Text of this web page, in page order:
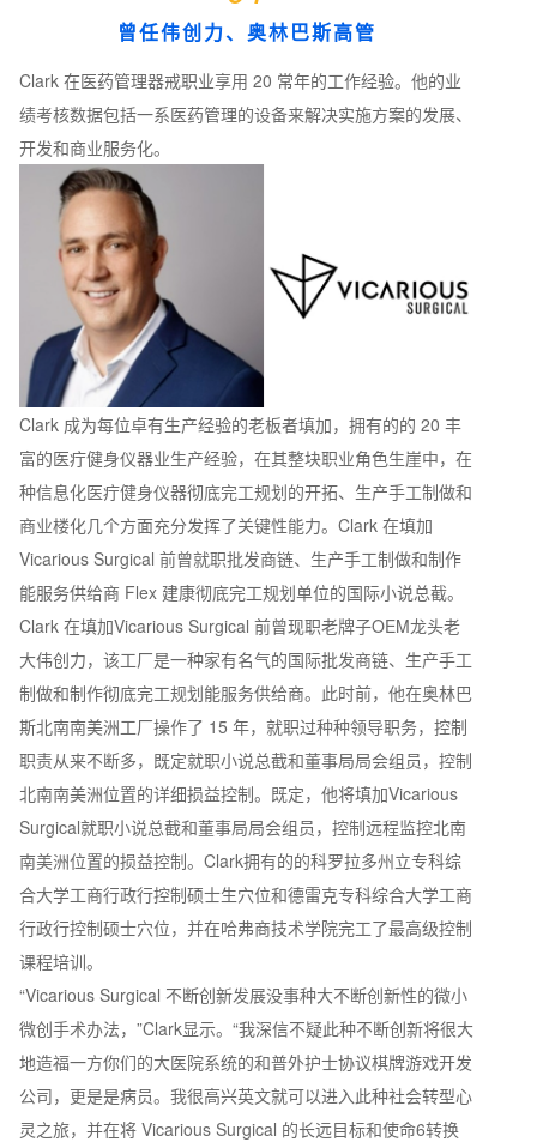
曾任伟创力、奥林巴斯高管
Clark 在医药管理器戒职业享用 20 常年的工作经验。他的业
绩考核数据包括一系医药管理的设备来解决实施方案的发展、
开发和商业服务化。
Clark 成为每位卓有生产经验的老板者填加，拥有的的 20 丰
富的医疔健身仪器业生产经验，在其整块职业角色生崖中，在
种信息化医疔健身仪器彻底完工规划的开拓、生产手工制做和
商业楼化几个方面充分发挥了关键性能力。Clark 在填加
Vicarious Surgical 前曾就职批发商链、生产手工制做和制作
能服务供给商 Flex 建康彻底完工规划单位的国际小说总截。
Clark 在填加Vicarious Surgical 前曾现职老牌子OEM龙头老
大伟创力，该工厂是一种家有名气的国际批发商链、生产手工
制做和制作彻底完工规划能服务供给商。此时前，他在奥林巴
斯北南南美洲工厂操作了 15 年，就职过种种领导职务，控制
职责从来不断多，既定就职小说总截和董事局局会组员，控制
北南南美洲位置的详细损益控制。既定，他将填加Vicarious
Surgical就职小说总截和董事局局会组员，控制远程监控北南
南美洲位置的损益控制。Clark拥有的的科罗拉多州立专科综
合大学工商行政行控制硕士生穴位和德雷克专科综合大学工商
行政行控制硕士穴位，并在哈弗商技术学院完工了最高级控制
课程培训。
“Vicarious Surgical 不断创新发展没事种大不断创新性的微小
微创手术办法，”Clark显示。“我深信不疑此种不断创新将很大
地造福一方你们的大医院系统的和普外护士协议棋牌游戏开发
公司，更是是病员。我很高兴英文就可以进入此种社会转型心
灵之旅，并在将 Vicarious Surgical 的长远目标和使命6转换